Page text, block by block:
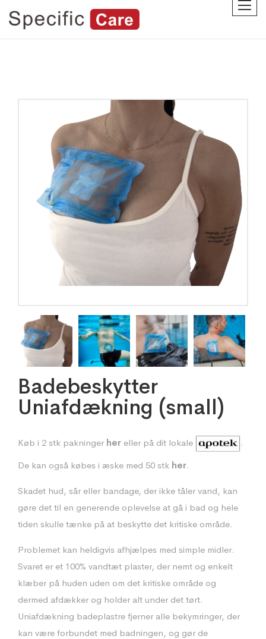
Badebeskytter
Uniafdækning (small)
Køb i 2 stk pakninger her eller på dit lokale .
De kan også købes i æske med 50 stk her.
Skadet hud, sår eller bandage, der ikke tåler vand, kan
gøre det til en generende oplevelse at gå i bad og hele
tiden skulle tænke på at beskytte det kritiske område.
Problemet kan heldigvis afhjælpes med simple midler.
Svaret er et 100% vandtæt plaster, der nemt og enkelt
klæber på huden uden om det kritiske område og
dermed afdækker og holder alt under det tørt.
Uniafdækning badeplastre fjerner alle bekymringer, der
kan være forbundet med badningen, og gør de